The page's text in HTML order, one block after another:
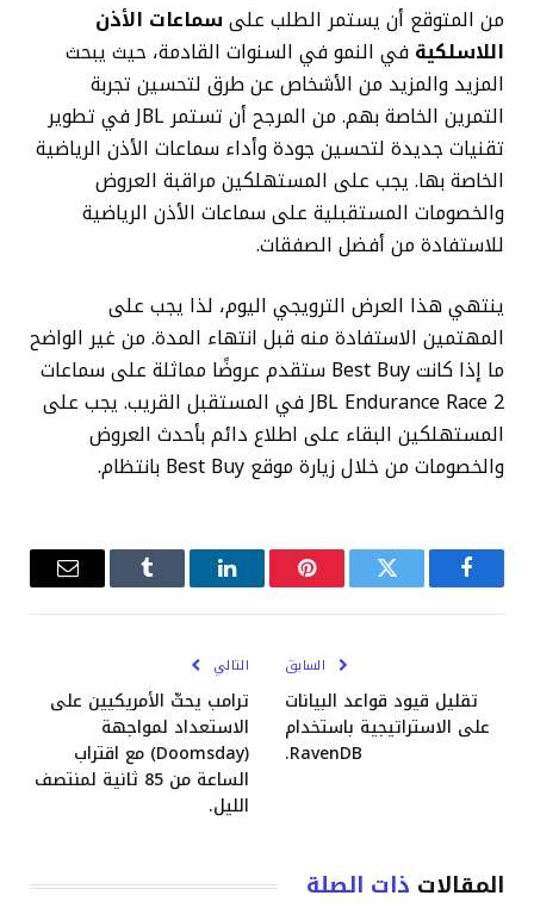
من المتوقع أن يستمر الطلب على سماعات الأذن
اللاسلكية في النمو في السنوات القادمة، حيث يبحث
المزيد والمزيد من الأشخاص عن طرق لتحسين تجربة
التمرين الخاصة بهم. من المرجح أن تستمر JBL في تطوير
تقنيات جديدة لتحسين جودة وأداء سماعات الأذن الرياضية
الخاصة بها. يجب على المستهلكين مراقبة العروض
والخصومات المستقبلية على سماعات الأذن الرياضية
للاستفادة من أفضل الصفقات.
ينتهي هذا العرض الترويجي اليوم، لذا يجب على
المهتمين الاستفادة منه قبل انتهاء المدة. من غير الواضح
ما إذا كانت Best Buy ستقدم عروضًا مماثلة على سماعات
JBL Endurance Race 2 في المستقبل القريب. يجب على
المستهلكين البقاء على اطلاع دائم بأحدث العروض
والخصومات من خلال زيارة موقع Best Buy بانتظام.
فيسبوكتويتر بينتيريستلينكدإن Tumblrالبريد
السابق
تقليل قيود قواعد البيانات
على الاستراتيجية باستخدام
RavenDB.
التالي
ترامب يحثّ الأمريكيين على
الاستعداد لمواجهة
(Doomsday) مع اقتراب
الساعة من 85 ثانية لمنتصف
الليل.
المقالات ذات الصلة